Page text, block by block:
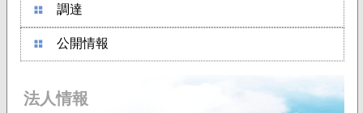
調達
公開情報
法人情報